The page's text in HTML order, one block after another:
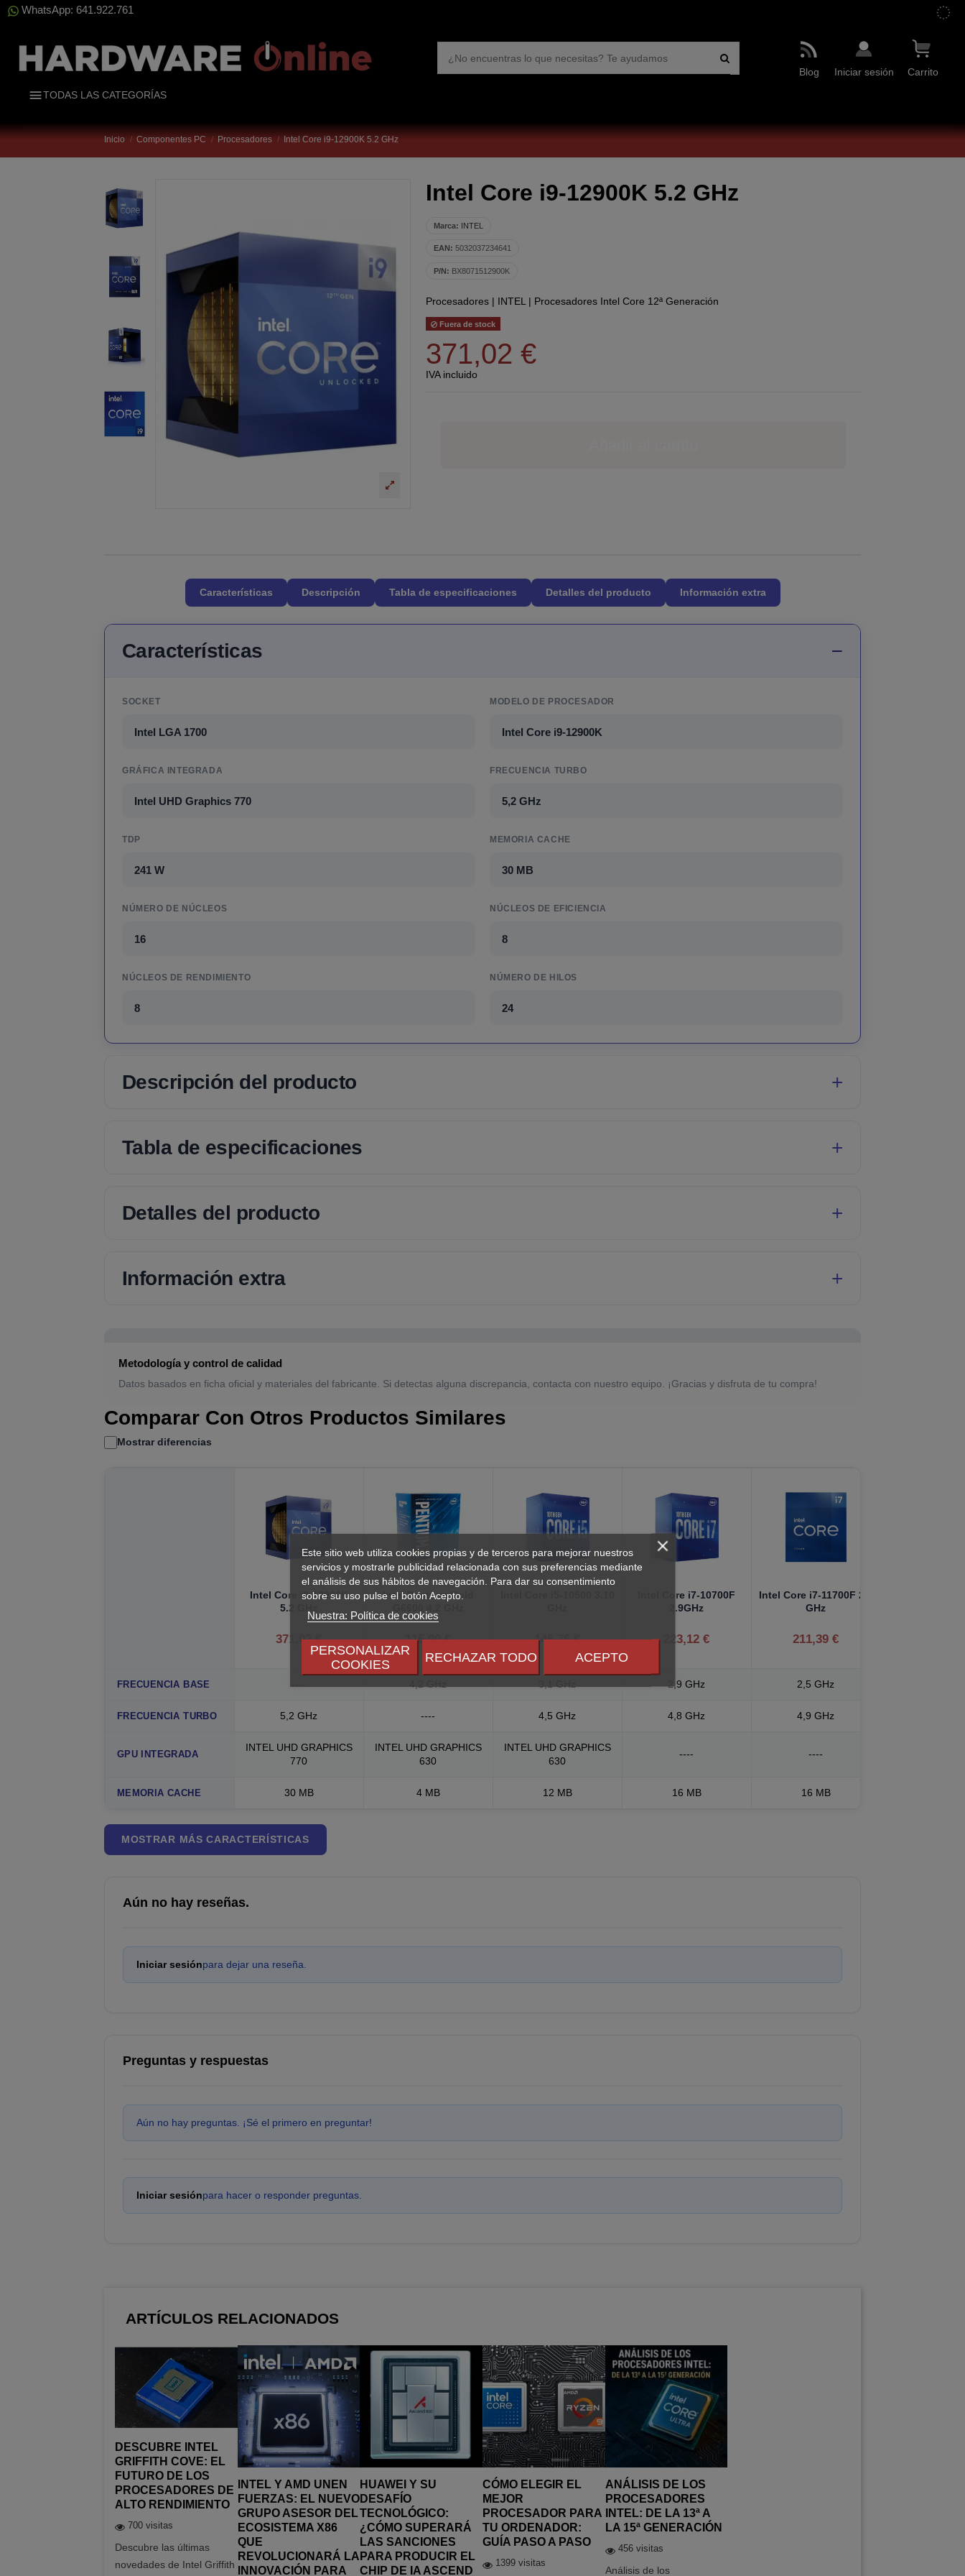
WhatsApp: 641.922.761
Blog Iniciar sesión Carrito
Este sitio web utiliza cookies propias y de terceros para mejorar nuestros
servicios y mostrarle publicidad relacionada con sus preferencias mediante
el análisis de sus hábitos de navegación. Para dar su consentimiento
sobre su uso pulse el botón Acepto.
Nuestra: Política de cookies
PERSONALIZAR
COOKIES
RECHAZAR TODO ACEPTO
TODAS LAS CATEGORÍAS
Inicio Componentes PC Procesadores Intel Core i9-12900K 5.2 GHz
Intel Core i9-12900K 5.2 GHz
Marca: INTEL
EAN: 5032037234641
P/N: BX8071512900K
Procesadores| INTEL | Procesadores Intel Core 12ª Generación
Fuera de stock
371,02 €
IVA incluido
Características Descripción Tabla de especificaciones Detalles del producto Información extra
Características
SOCKET
Intel LGA 1700
MODELO DE PROCESADOR
Intel Core i9-12900K
GRÁFICA INTEGRADA
Intel UHD Graphics 770
FRECUENCIA TURBO
5,2 GHz
TDP
241 W
MEMORIA CACHE
30 MB
NÚMERO DE NÚCLEOS
16
NÚCLEOS DE EFICIENCIA
8
NÚCLEOS DE RENDIMIENTO
8
NÚMERO DE HILOS
24
Descripción del producto
Tabla de especificaciones
Detalles del producto
Información extra
Metodología y control de calidad
Datos basados en ficha oficial y materiales del fabricante. Si detectas alguna discrepancia, contacta con nuestro equipo. ¡Gracias y disfruta de tu compra!
Comparar Con Otros Productos Similares
Mostrar diferencias
Intel Core i9-12900K
5.2 GHz
371,02 €
Intel Pentium Gold
115,00 € 146,76 €
Intel Core i7-10700F
2.9GHz
223,12 €
Intel Core i7-11700F 2.5
GHz
211,39 €
FRECUENCIA BASE 2,9 GHz 2,5 GHz
FRECUENCIA TURBO 5,2 GHz ---- 4,5 GHz 4,8 GHz 4,9 GHz
GPU INTEGRADA
INTEL UHD GRAPHICS
770
INTEL UHD GRAPHICS
630
INTEL UHD GRAPHICS
630
---- ----
MEMORIA CACHE 30 MB 4 MB 12 MB 16 MB 16 MB
MOSTRAR MÁS CARACTERÍSTICAS
Aún no hay reseñas.
Iniciar sesiónpara dejar una reseña.
Preguntas y respuestas
Aún no hay preguntas. ¡Sé el primero en preguntar!
Iniciar sesiónpara hacer o responder preguntas.
ARTÍCULOS RELACIONADOS
DESCUBRE INTEL
GRIFFITH COVE: EL
FUTURO DE LOS
PROCESADORES DE
ALTO RENDIMIENTO
700 visitas
Descubre las últimas
novedades de Intel Griffith
INTEL Y AMD UNEN
FUERZAS: EL NUEVO
GRUPO ASESOR DEL
ECOSISTEMA X86
QUE
REVOLUCIONARÁ LA
INNOVACIÓN PARA
HUAWEI Y SU
DESAFÍO
TECNOLÓGICO:
¿CÓMO SUPERARÁ
LAS SANCIONES
PARA PRODUCIR EL
CHIP DE IA ASCEND
CÓMO ELEGIR EL
MEJOR
PROCESADOR PARA
TU ORDENADOR:
GUÍA PASO A PASO
1399 visitas
ANÁLISIS DE LOS
PROCESADORES
INTEL: DE LA 13ª A
LA 15ª GENERACIÓN
456 visitas
Análisis de los